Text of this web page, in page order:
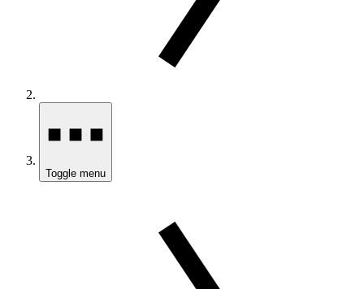
Toggle menu